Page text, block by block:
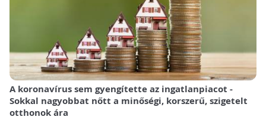
A koronavírus sem gyengítette az ingatlanpiacot -
Sokkal nagyobbat nőtt a minőségi, korszerű, szigetelt
otthonok ára